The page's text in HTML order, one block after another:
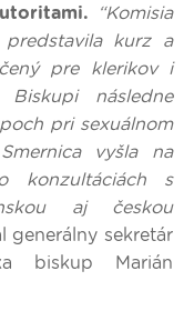
“Komisia
kurz a
pre klerikov i
následne
pri sexuálnom
vyšla na
konzultáciách s
aj českou
generálny sekretár
biskup Marián